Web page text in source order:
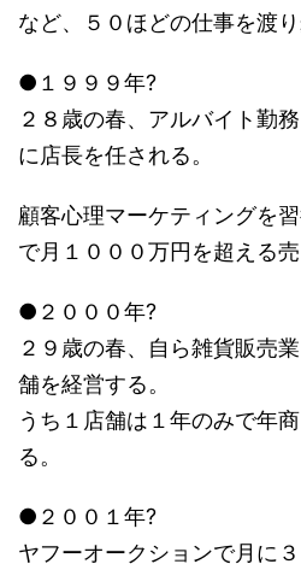
など、５０ほどの仕事を渡り
●１９９９年?
２８歳の春、アルバイト勤
に店長を任される。
顧客心理マーケティングを
で月１０００万円を超える
●２０００年?
２９歳の春、自ら雑貨販売
舗を経営する。
うち１店舗は１年のみで年
る。
●２００１年?
ヤフーオークションで月に